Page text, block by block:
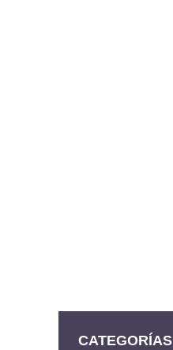
CATEGORÍAS